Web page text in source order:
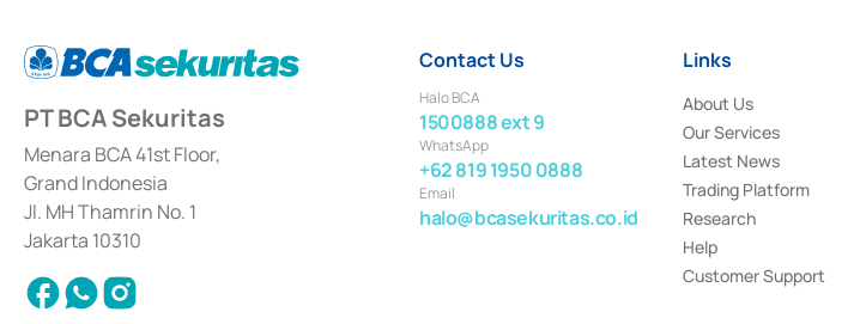
Settlement of Commercial Paper Transactions whose license was issued in 2018.
PT BCA Sekuritas
Menara BCA 41st Floor,
Grand Indonesia
Jl. MH Thamrin No. 1
Jakarta 10310
Contact Us
Halo BCA
1500888 ext 9
WhatsApp
+62 819 1950 0888
Email
halo@bcasekuritas.co.id
Links
About Us
Our Services
Latest News
Trading Platform
Research
Help
Customer Support